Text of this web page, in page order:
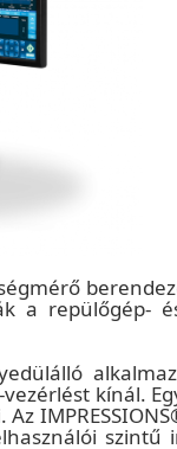
a repülőgép-
kínál.
szintű